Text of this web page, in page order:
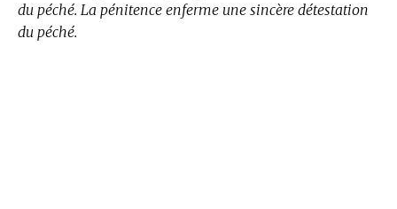
du péché. La pénitence enferme une sincère détestation
du péché.